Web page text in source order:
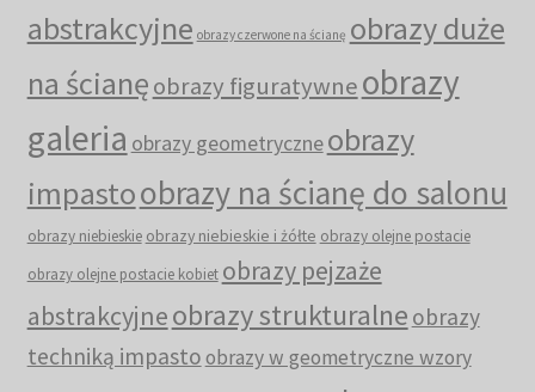
abstrakcyjne obrazy czerwone na ścianę obrazy duże
na ścianęobrazy figuratywneobrazy
galeria obrazy geometryczneobrazy
impastoobrazy na ścianę do salonu
obrazy niebieskie obrazy niebieskie i żółte obrazy olejne postacie
obrazy olejne postacie kobiet obrazy pejzaże
abstrakcyjneobrazy strukturalne obrazy
techniką impastoobrazy w geometryczne wzory